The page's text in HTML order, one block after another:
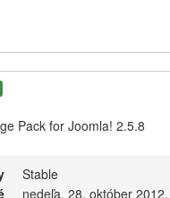
Pack for Joomla! 2.5.8
Stable
nedeľa, 28. október